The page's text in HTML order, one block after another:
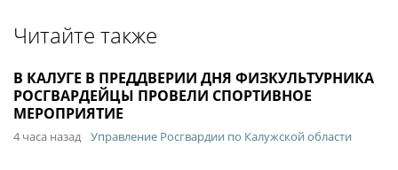
Читайте также
В КАЛУГЕ В ПРЕДДВЕРИИ ДНЯ ФИЗКУЛЬТУРНИКА
РОСГВАРДЕЙЦЫ ПРОВЕЛИ СПОРТИВНОЕ
МЕРОПРИЯТИЕ
4 часа назад Управление Росгвардии по Калужской области